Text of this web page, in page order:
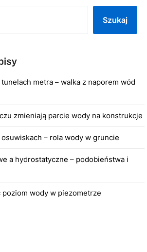
Szukaj
metra – walka z naporem wód
zmieniają parcie wody na konstrukcje
– rola wody w gruncie
a hydrostatyczne – podobieństwa i
poziom wody w piezometrze